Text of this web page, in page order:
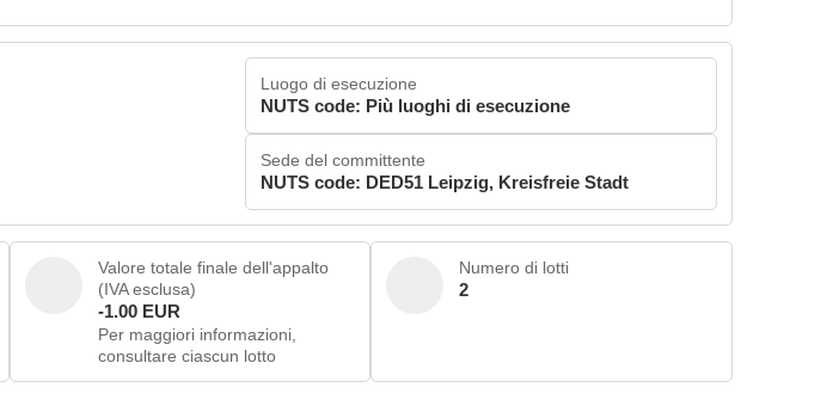
Luogo di esecuzione
NUTS code: Più luoghi di esecuzione
Sede del committente
NUTS code: DED51 Leipzig, Kreisfreie Stadt
Valore totale finale dell'appalto
(IVA esclusa)
-1.00 EUR
Per maggiori informazioni,
consultare ciascun lotto
Numero di lotti
2